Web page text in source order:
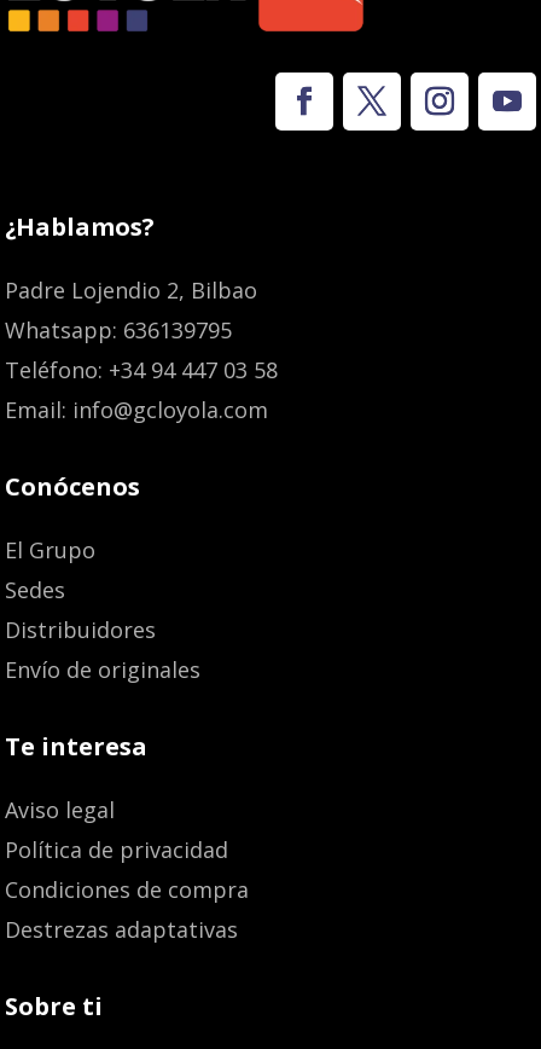
¿Hablamos?
Padre Lojendio 2, Bilbao
Whatsapp: 636139795
Teléfono: +34 94 447 03 58
Email: info@gcloyola.com
Conócenos
El Grupo
Sedes
Distribuidores
Envío de originales
Te interesa
Aviso legal
Política de privacidad
Condiciones de compra
Destrezas adaptativas
Sobre ti